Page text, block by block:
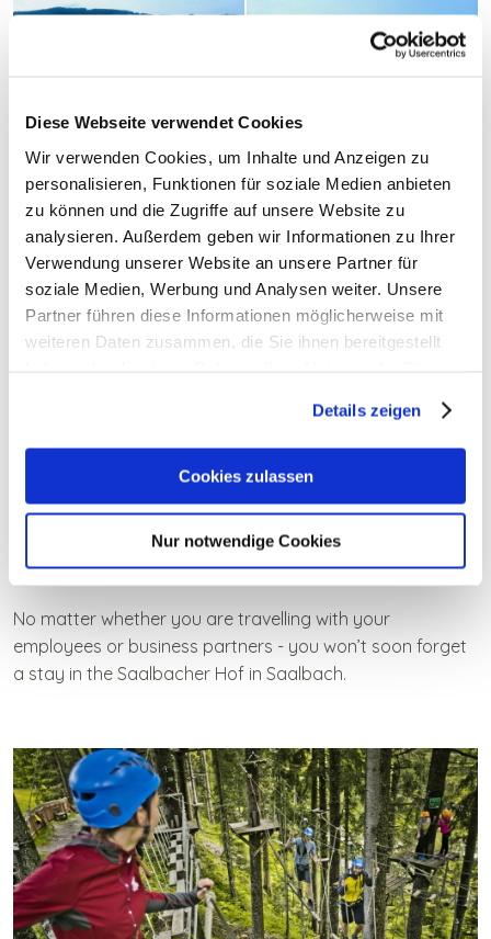
Diese Webseite verwendet Cookies
Wir verwenden Cookies, um Inhalte und Anzeigen zu
personalisieren, Funktionen für soziale Medien anbieten
zu können und die Zugriffe auf unsere Website zu
analysieren. Außerdem geben wir Informationen zu Ihrer
Verwendung unserer Website an unsere Partner für
soziale Medien, Werbung und Analysen weiter. Unsere
Partner führen diese Informationen möglicherweise mit
weiteren Daten zusammen, die Sie ihnen bereitgestellt
Details zeigen
Cookies zulassen
Nur notwendige Cookies
We gladly create yourpersonal programmeof
countless activities in Saalbach. Together, we make your
incentive travel to something very special.
No matter whether you are travelling with your
employees or business partners - you won’t soon forget
a stay in the Saalbacher Hof in Saalbach.